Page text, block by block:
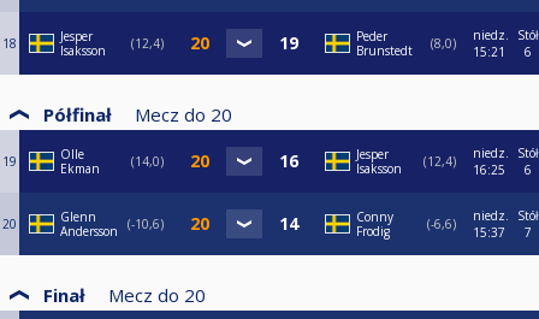
18
Jesper
Isaksson
12,4
Peder
Brunstedt
8,0
niedz.
15:21
Stół
6
Półfinał Mecz do 20
19
Olle
Ekman
14,0
Jesper
Isaksson
12,4
niedz.
16:25
Stół
6
20
Glenn
Andersson
-10,6
Conny
Frodig
-6,6
niedz.
15:37
Stół
7
Finał Mecz do 20